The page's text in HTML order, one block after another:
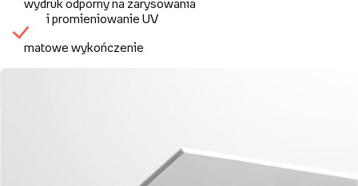
wydruk odporny na zarysowania
i promieniowanie UV
matowe wykończenie